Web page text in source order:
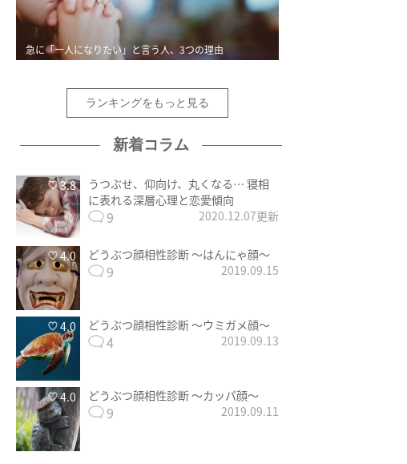
急に「一人になりたい」と言う人、3つの理由
ランキングをもっと見る
新着コラム
3.8
うつぶせ、仰向け、丸くなる… 寝相
に表れる深層心理と恋愛傾向
9 2020.12.07更新
4.0 どうぶつ顔相性診断 〜はんにゃ顔〜
9 2019.09.15
4.0 どうぶつ顔相性診断 〜ウミガメ顔〜
4 2019.09.13
4.0 どうぶつ顔相性診断 〜カッパ顔〜
9 2019.09.11